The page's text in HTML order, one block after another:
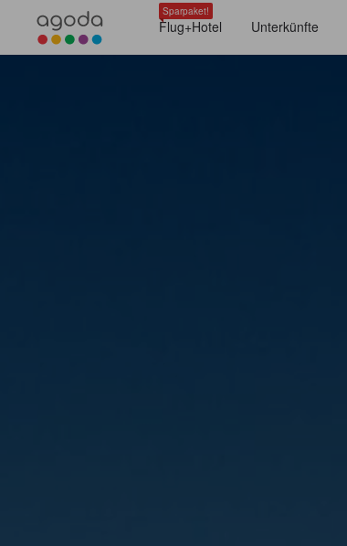
Sparpaket!
Flug+Hotel Unterkünfte